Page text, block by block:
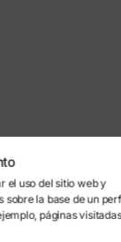
el uso del sitio web y
la base de un
páginas